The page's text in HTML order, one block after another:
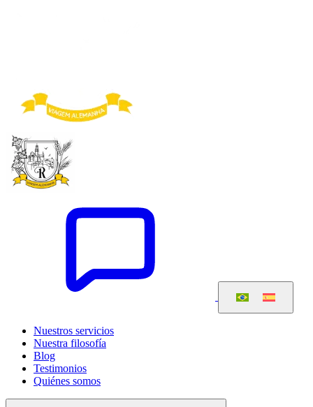
Nuestros servicios
Nuestra filosofía
Blog
Testimonios
Quiénes somos